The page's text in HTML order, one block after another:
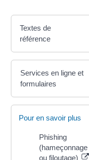
Textes de
référence
Services en ligne et
formulaires
Pour en savoir plus
Phishing
(hameçonnage
ou filoutage)